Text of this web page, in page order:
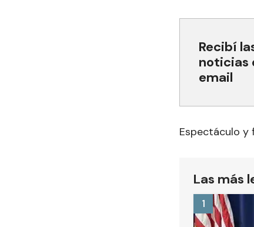
Recibí
noticias
email
Espectáculo y
Las más
1